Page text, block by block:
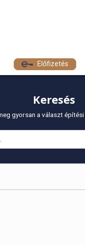
Előfizetés
Keresés
gyorsan a választ